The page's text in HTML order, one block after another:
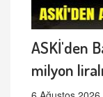
ASKİ'den
milyon